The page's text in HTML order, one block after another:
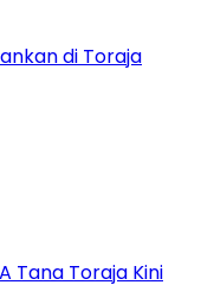
di Toraja
Tana Toraja Kini